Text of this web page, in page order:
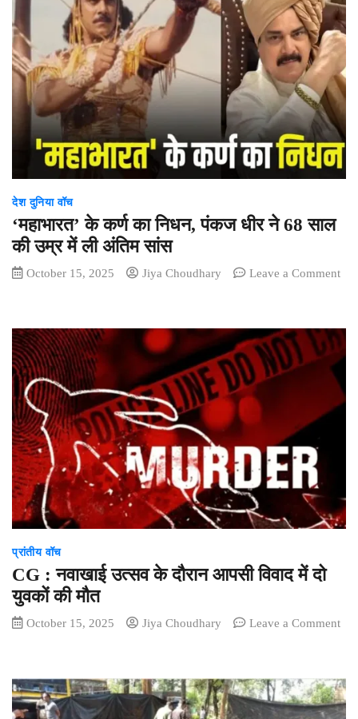
देश दुनिया वॉच
‘महाभारत’ के कर्ण का निधन, पंकज धीर ने 68 साल
की उम्र में ली अंतिम सांस
October 15, 2025 Jiya Choudhary
Leave a Comment
कर्ण
का
निधन,
पंकज
धीर
ने
68
साल
की
उम्र
में
अंतिम
सांस
प्रांतीय वॉच
CG : नवाखाई उत्सव के दौरान आपसी विवाद में दो
युवकों की मौत
October 15, 2025 Jiya Choudhary
Leave a Comment
नवाखाई
उत्सव